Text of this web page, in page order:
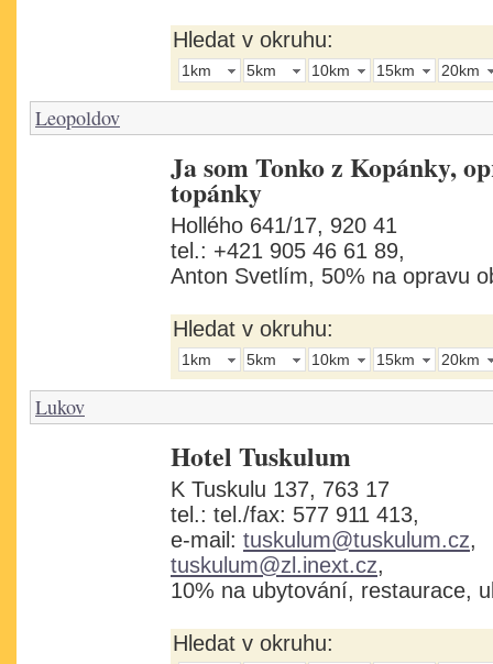
Hledat v okruhu:
1km 5km 10km 15km 20km
Leopoldov
Ja som Tonko z Kopánky,
topánky
Hollého 641/17, 920 41
tel.: +421 905 46 61 89,
Anton Svetlím, 50% na opravu
Hledat v okruhu:
1km 5km 10km 15km 20km
Lukov
Hotel Tuskulum
K Tuskulu 137, 763 17
tel.: tel./fax: 577 911 413,
e-mail: tuskulum@tuskulum.cz,
tuskulum@zl.inext.cz,
10% na ubytování, restaurace,
Hledat v okruhu: